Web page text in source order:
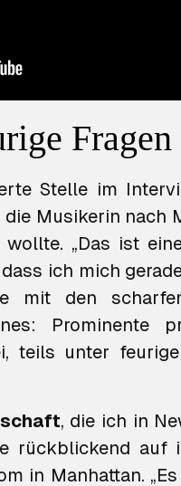
Fragen
Stelle im
die Musikerin nach
„Das ist
ich mich
mit den
: Prominente
teils unter
, die ich in
rückblickend auf
in Manhattan.